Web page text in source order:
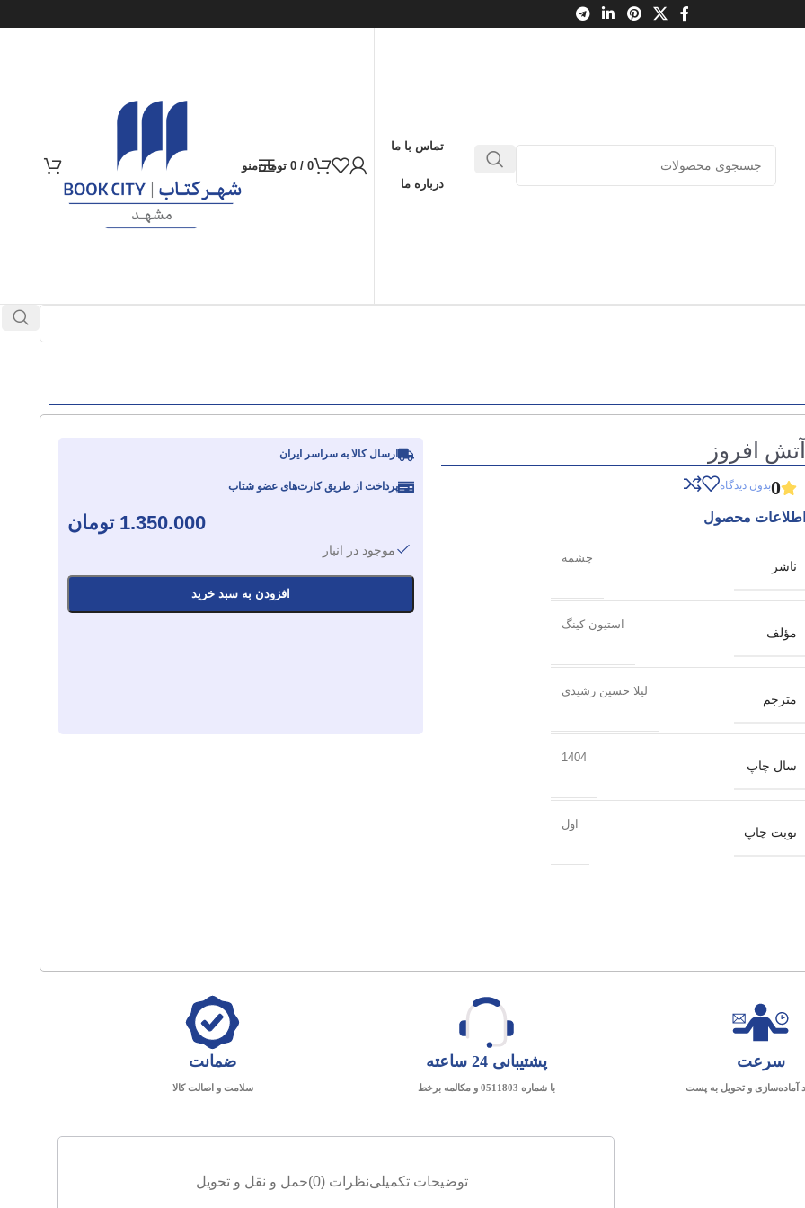
تماس با ما
درباره ما
0
/
0 تومانمنو
آتش افروز
0بدون دیدگاه
اطلاعات محصول
ناشر
چشمه
مؤلف
استیون کینگ
مترجم
لیلا حسین رشیدی
سال چاپ
1404
نوبت چاپ
اول
ارسال کالا به سراسر ایران
پرداخت از طریق کارت‌های عضو شتاب
1.350.000 تومان
موجود در انبار
افزودن به سبد خرید
سرعت
آماده‌سازی و تحویل به پست
پشتیبانی 24 ساعته
با شماره 0511803 و مکالمه برخط
ضمانت
سلامت و اصالت کالا
توضیحات تکمیلینظرات (0) حمل و نقل و تحویل